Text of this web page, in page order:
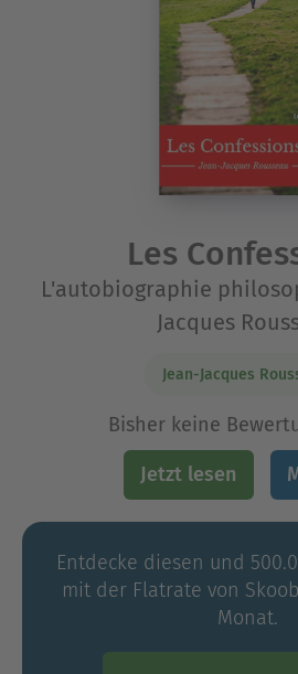
Les
L'autobiographie
Jacques
Jean-Jacques
Bisher keine
Jetzt lesen
Entdecke diesen und
mit der Flatrate von
Monat.